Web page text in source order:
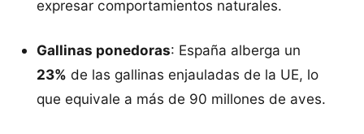
expresar comportamientos naturales.
Gallinas ponedoras: España alberga un
23% de las gallinas enjauladas de la UE, lo
que equivale a más de 90 millones de aves.